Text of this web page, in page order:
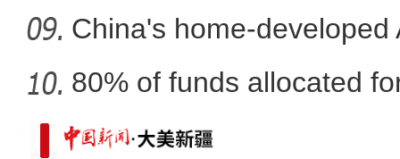
co
China's home-
80% of funds allocated